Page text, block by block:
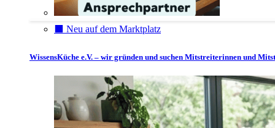
⬛️ Neu auf dem Marktplatz
WissensKüche e.V. – wir gründen und suchen Mitstreiterinnen und